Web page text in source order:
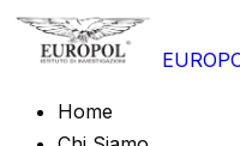
Home